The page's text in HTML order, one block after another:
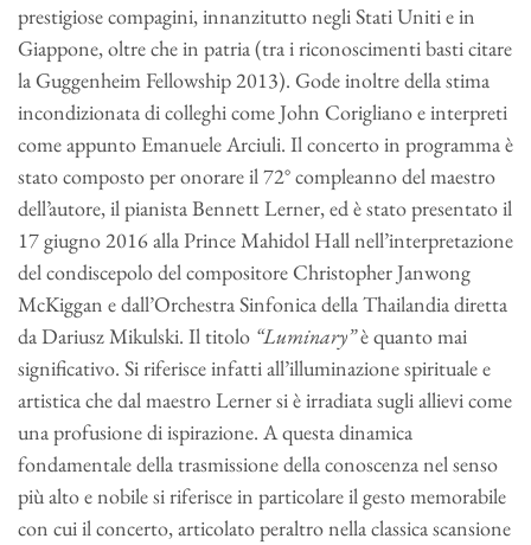
prestigiose compagini, innanzitutto negli Stati Uniti e in
Giappone, oltre che in patria (tra i riconoscimenti basti citare
la Guggenheim Fellowship 2013). Gode inoltre della stima
incondizionata di colleghi come John Corigliano e interpreti
come appunto Emanuele Arciuli. Il concerto in programma è
stato composto per onorare il 72° compleanno del maestro
dell’autore, il pianista Bennett Lerner, ed è stato presentato il
17 giugno 2016 alla Prince Mahidol Hall nell’interpretazione
del condiscepolo del compositore Christopher Janwong
McKiggan e dall’Orchestra Sinfonica della Thailandia diretta
da Dariusz Mikulski. Il titolo “Luminary”è quanto mai
significativo. Si riferisce infatti all’illuminazione spirituale e
artistica che dal maestro Lerner si è irradiata sugli allievi come
una profusione di ispirazione. A questa dinamica
fondamentale della trasmissione della conoscenza nel senso
più alto e nobile si riferisce in particolare il gesto memorabile
con cui il concerto, articolato peraltro nella classica scansione